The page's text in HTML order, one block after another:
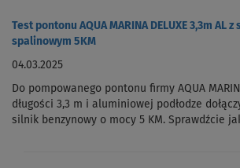
Test pontonu AQUA MARINA DELUXE 3,3m AL
spalinowym 5KM
04.03.2025
Do pompowanego pontonu firmy AQUA
długości 3,3 m i aluminiowej podłodze
silnik benzynowy o mocy 5 KM. Sprawdźcie